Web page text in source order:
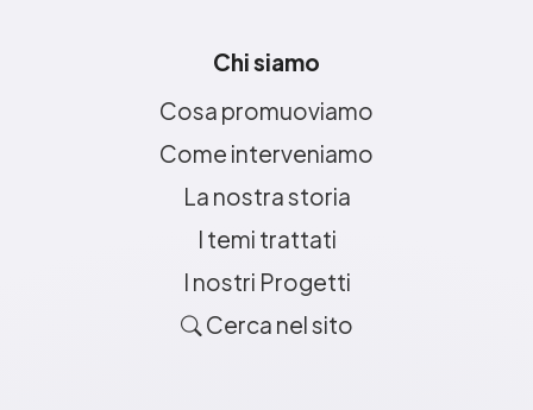
Chi siamo
Cosa promuoviamo
Come interveniamo
La nostra storia
I temi trattati
I nostri Progetti
Cerca nel sito